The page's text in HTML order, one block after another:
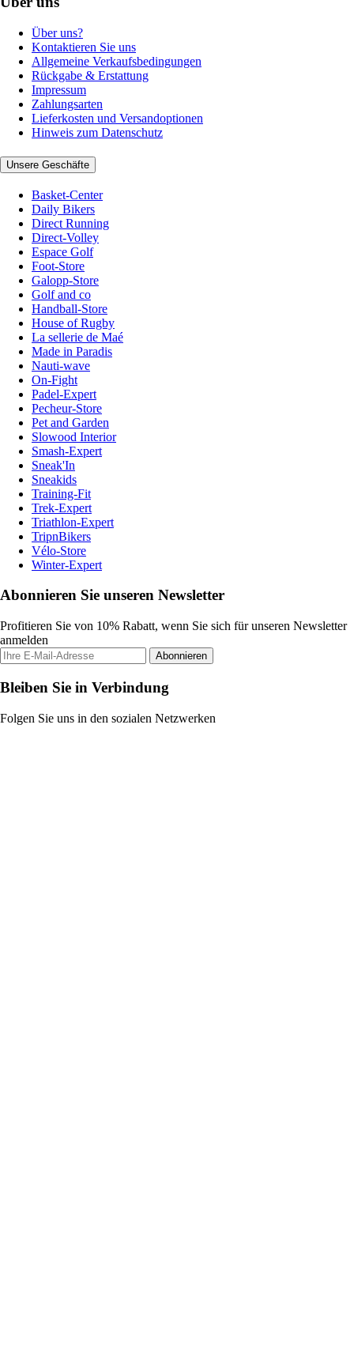
Über uns?
Kontaktieren Sie uns
Allgemeine Verkaufsbedingungen
Rückgabe & Erstattung
Impressum
Zahlungsarten
Lieferkosten und Versandoptionen
Hinweis zum Datenschutz
Unsere Geschäfte
Basket-Center
Daily Bikers
Direct Running
Direct-Volley
Espace Golf
Foot-Store
Galopp-Store
Golf and co
Handball-Store
House of Rugby
La sellerie de Maé
Made in Paradis
Nauti-wave
On-Fight
Padel-Expert
Pecheur-Store
Pet and Garden
Slowood Interior
Smash-Expert
Sneak'In
Sneakids
Training-Fit
Trek-Expert
Triathlon-Expert
TripnBikers
Vélo-Store
Winter-Expert
Abonnieren Sie unseren Newsletter
Profitieren Sie von 10% Rabatt, wenn Sie sich für unseren Newsletter
anmelden
Abonnieren
Bleiben Sie in Verbindung
Folgen Sie uns in den sozialen Netzwerken